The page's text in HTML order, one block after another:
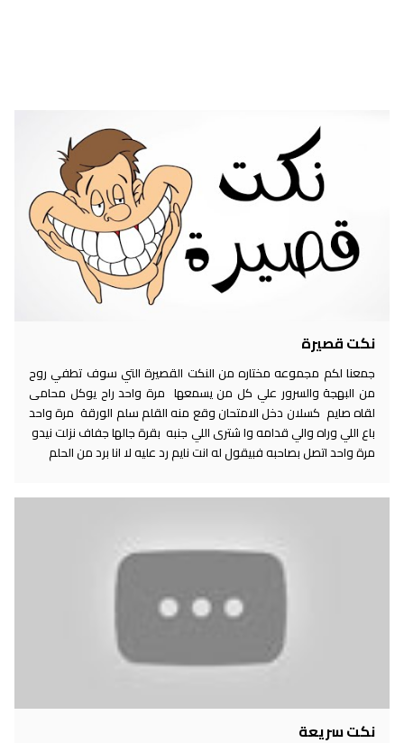
نكت قصيرة
جمعنا لكم مجموعه مختاره من النكت القصيرة التي سوف تطفي روح
من البهجة والسرور علي كل من يسمعها مرة واحد راح يوكل محامى
لقاه صايم كسلان دخل الامتحان وقع منه القلم سلم الورقة مرة واحد
باع اللي وراه والي قدامه وا شترى اللي جنبه بقرة جالها جفاف نزلت نيدو
مرة واحد اتصل بصاحبه فبيقول له انت نايم رد عليه لا انا برد من الحلم
نكت سريعة